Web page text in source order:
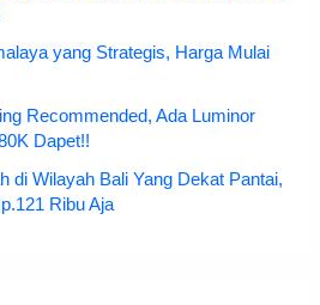
yang Strategis, Harga Mulai
Recommended, Ada Luminor
Dapet!!
di Wilayah Bali Yang Dekat Pantai,
Ribu Aja